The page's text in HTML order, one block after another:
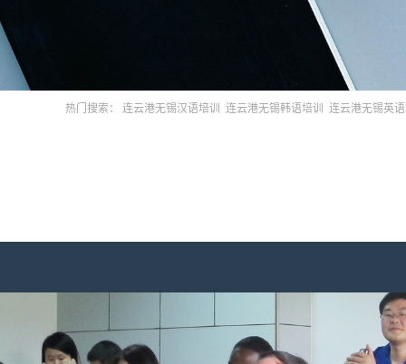
热门搜索： 连云港无锡汉语培训 连云港无锡韩语培训 连云港无锡英